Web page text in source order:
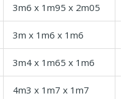
3m6 x 1m95 x 2m05
3m x 1m6 x 1m6
3m4 x 1m65 x 1m6
4m3 x 1m7 x 1m7